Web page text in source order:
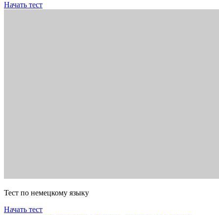
Начать тест
Тест по немецкому языку
Начать тест